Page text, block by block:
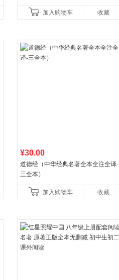
加入购物车 收藏
¥30.00
道德经（中华经典名著全本全注全译-
三全本）
加入购物车 收藏